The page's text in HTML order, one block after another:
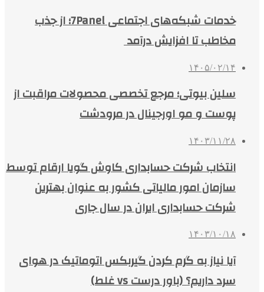
خدمات شبکه‌های اجتماعی 7Panel؛ از جذب
مخاطب تا افزایش درآمد
۱۴۰۵/۰۲/۱۴
سلین بیوتی؛ مرجع تخصصی محصولات مراقبت از
پوست و مو اورجینال در مرودشت
۱۴۰۳/۱۱/۲۸
انتخاب شرکت حسابداری کاوش گویا ارقام توسط
سازمان امور مالیاتی کشور به عنوان بهترین
شرکت حسابداری ایران در سال جاری
۱۴۰۳/۱۰/۱۸
آیا نیاز به گرم کردن گیربکس اتوماتیک در هوای
سرد داریم؟ (باور درست vs غلط)